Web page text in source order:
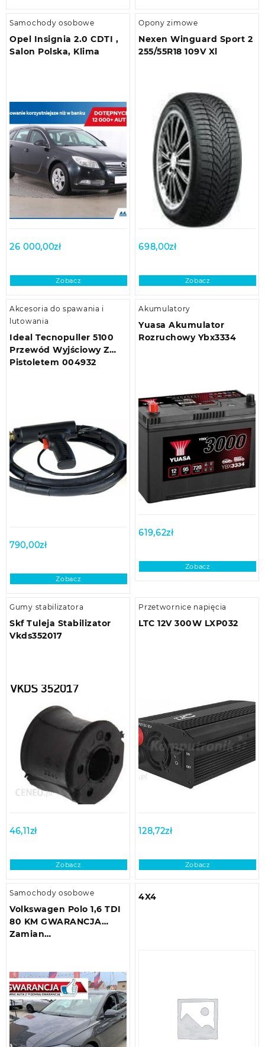
Samochody osobowe
Opel Insignia 2.0 CDTI ,
Salon Polska, Klima
26 000,00zł
Zobacz
Opony zimowe
Nexen Winguard Sport 2
255/55R18 109V Xl
698,00zł
Zobacz
Akcesoria do spawania i
lutowania
Ideal Tecnopuller 5100
Przewód Wyjściowy Z
Pistoletem 004932
790,00zł
Zobacz
Akumulatory
Yuasa Akumulator
Rozruchowy Ybx3334
619,62zł
Zobacz
Gumy stabilizatora
Skf Tuleja Stabilizator
Vkds352017
46,11zł
Zobacz
Przetwornice napięcia
LTC 12V 300W LXP032
128,72zł
Zobacz
Samochody osobowe
Volkswagen Polo 1,6 TDI
80 KM GWARANCJA
Zamian…
4X4